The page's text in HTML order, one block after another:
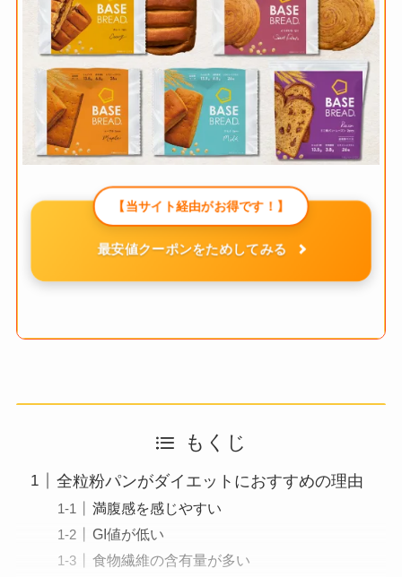
【当サイト経由がお得です！】
最安値クーポンをためしてみる
もくじ
全粒粉パンがダイエットにおすすめの理由
満腹感を感じやすい
GI値が低い
食物繊維の含有量が多い